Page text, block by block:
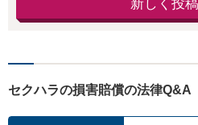
新しく投
セクハラの損害賠償の法律Q&A